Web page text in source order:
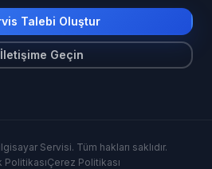
Talebi Oluştur
Geçin
Servisi. Tüm hakları saklıdır.
PolitikasıÇerez Politikası